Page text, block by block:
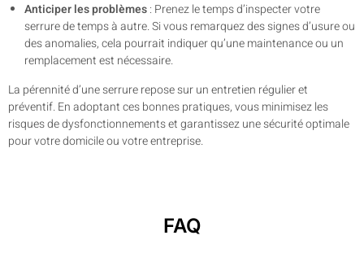
Anticiper les problèmes: Prenez le temps d’inspecter votre
serrure de temps à autre. Si vous remarquez des signes d’usure ou
des anomalies, cela pourrait indiquer qu’une maintenance ou un
remplacement est nécessaire.
La pérennité d’une serrure repose sur un entretien régulier et
préventif. En adoptant ces bonnes pratiques, vous minimisez les
risques de dysfonctionnements et garantissez une sécurité optimale
pour votre domicile ou votre entreprise.
FAQ